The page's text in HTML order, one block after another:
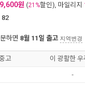
원 (21%할인), 마일리지
82
하면 8월 11일 출고 지역변경
고 이 광활한 우
-